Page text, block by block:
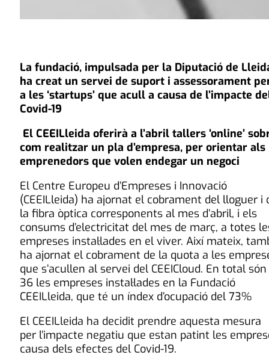
La fundació, impulsada per la Diputació de
ha creat un servei de suport i assessorament
a les ‘startups’ que acull a causa de l’impacte
Covid-19
El CEEILleida oferirà a l’abril tallers ‘online’
com realitzar un pla d’empresa, per orientar als
emprenedors que volen endegar un negoci
El Centre Europeu d’Empreses i Innovació
(CEEILleida) ha ajornat el cobrament del lloguer i
la fibra òptica corresponents al mes d’abril, i els
consums d’electricitat del mes de març, a totes
empreses instal·lades en el viver. Així mateix,
ha ajornat el cobrament de la quota a les
que s’acullen al servei del CEEICloud. En total són
36 les empreses instal·lades en la Fundació
CEEILleida, que té un índex d’ocupació del 73%
El CEEILleida ha decidit prendre aquesta mesura
per l’impacte negatiu que estan patint les
causa dels efectes del Covid-19.